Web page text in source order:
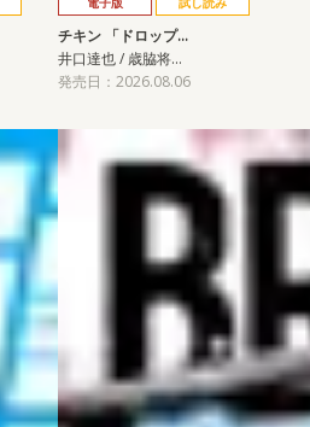
チキン 「ドロップ…
井口達也 / 歳脇将…
発売日：2026.08.06